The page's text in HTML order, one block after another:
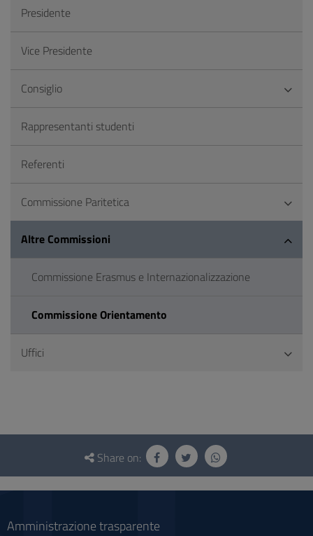
Presidente
Vice Presidente
Consiglio
Rappresentanti studenti
Referenti
Commissione Paritetica
Altre Commissioni
Commissione Erasmus e Internazionalizzazione
Commissione Orientamento
Uffici
Questionnaire
social
Share on:
Amministrazione trasparente